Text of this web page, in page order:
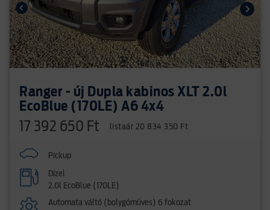
Ranger - új Dupla kabinos XLT 2.0l
EcoBlue (170LE) A6 4x4
17 392 650 Ft listaár 20 834 350 Ft
Pickup
Dízel
2.0l EcoBlue (170LE)
Automata váltó (bolygóműves) 6 fokozat